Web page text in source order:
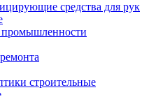
средства для рук
строительные